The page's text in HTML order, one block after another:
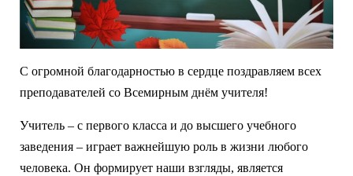
С огромной благодарностью в сердце поздравляем всех
преподавателей со Всемирным днём учителя!
Учитель – с первого класса и до высшего учебного
заведения – играет важнейшую роль в жизни любого
человека. Он формирует наши взгляды, является